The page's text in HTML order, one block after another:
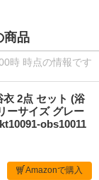
商品
時 時点の情報です
2点 セット (浴
ーサイズ グレー
obs10011
Amazonで購入